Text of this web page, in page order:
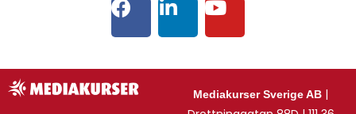
Mediakurser Sverige AB |